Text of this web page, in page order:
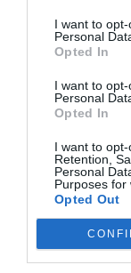
I want to
Personal
Opted In
I want to
Personal
Opted In
I want to opt-
Retention,
Personal
Purposes for
Opted Out
Maison
MAGNY
Cantine
Actualités
Nous